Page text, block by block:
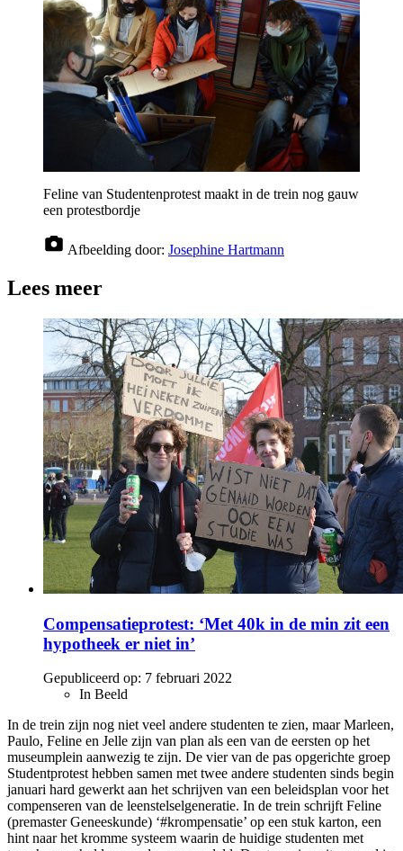
Feline van Studentenprotest maakt in de trein nog gauw
een protestbordje
Afbeelding door: Josephine Hartmann
Lees meer
Compensatieprotest: ‘Met 40k in de min zit een
hypotheek er niet in’
Gepubliceerd op: 7 februari 2022
In Beeld
In de trein zijn nog niet veel andere studenten te zien, maar Marleen,
Paulo, Feline en Jelle zijn van plan als een van de eersten op het
museumplein aanwezig te zijn. De vier van de pas opgerichte groep
Studentprotest hebben samen met twee andere studenten sinds begin
januari hard gewerkt aan het schrijven van een beleidsplan voor het
compenseren van de leenstelselgeneratie. In de trein schrijft Feline
(premaster Geneeskunde) ‘#krompensatie’ op een stuk karton, een
hint naar het kromme systeem waarin de huidige studenten met